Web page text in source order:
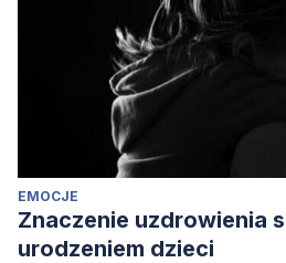
https://pure.uvt.nl/ws/portalfiles/
Maslow, Abraham (1973)
El
una psicología del ser
Peterson, C., & Seligman, M.
and virtues: A handbook and
Oxford University Press.
https://psycnet.apa.org/fulltext/
EMOCJE
Znaczenie uzdrowienia
urodzeniem dzieci